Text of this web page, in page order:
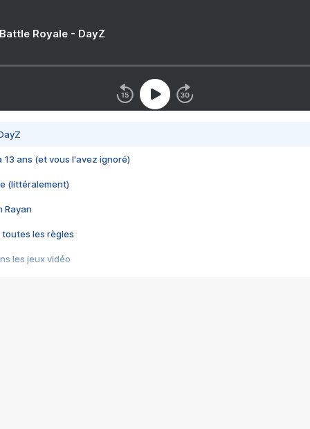
Royale - DayZ
13 ans (et vous l'avez ignoré)
(littéralement)
Rayan
toutes les règles
les jeux vidéo